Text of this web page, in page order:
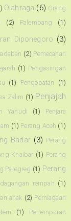
Olahraga (6) Orang
(2) Palembang (1)
Diponegoro (3)
(2) Pemecahan
(1) Pengasingan
(1) Pengobatan
(1)
Zalim (1) Penjajah
Yahudi (1)
Penjara
(1) Perang Aceh (1)
Badar (3) Perang
Khaibar (1) Perang
Paregreg (1) Perang
rempah (1)
anak (2) Perniagaan
(1)
Pertempuran